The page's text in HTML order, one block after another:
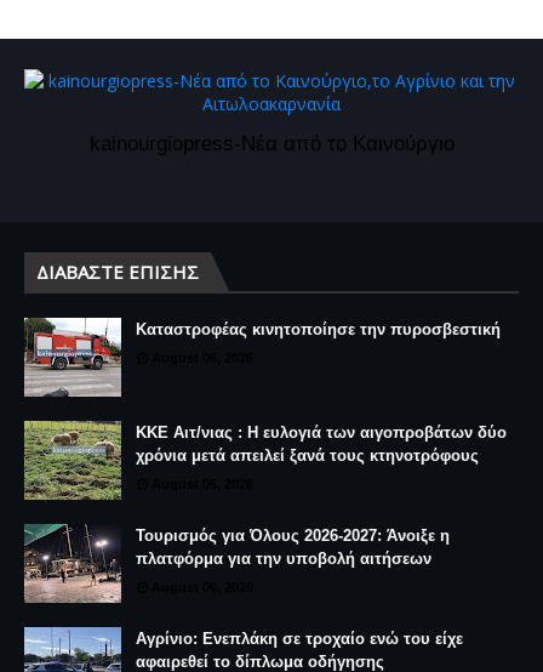
kainourgiopress-Νέα από το Καινούργιο
ΔΙΑΒΆΣΤΕ ΕΠΊΣΗΣ
Καταστροφέας κινητοποίησε την πυροσβεστική
ΚΚΕ Αιτ/νιας : Η ευλογιά των αιγοπροβάτων δύο
χρόνια μετά απειλεί ξανά τους κτηνοτρόφους
Τουρισμός για Όλους 2026-2027: Άνοιξε η
πλατφόρμα για την υποβολή αιτήσεων
Αγρίνιο: Ενεπλάκη σε τροχαίο ενώ του είχε
αφαιρεθεί το δίπλωμα οδήγησης